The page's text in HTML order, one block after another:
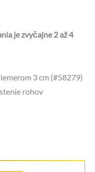
je zvyčajne 2 až 4
3 cm (#58279)
rohov